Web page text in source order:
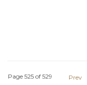
Page 525 of 529 Prev